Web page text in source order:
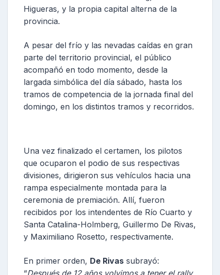
Higueras, y la propia capital alterna de la
provincia.
A pesar del frío y las nevadas caídas en gran
parte del territorio provincial, el público
acompañó en todo momento, desde la
largada simbólica del día sábado, hasta los
tramos de competencia de la jornada final del
domingo, en los distintos tramos y recorridos.
Una vez finalizado el certamen, los pilotos
que ocuparon el podio de sus respectivas
divisiones, dirigieron sus vehículos hacia una
rampa especialmente montada para la
ceremonia de premiación. Allí, fueron
recibidos por los intendentes de Río Cuarto y
Santa Catalina-Holmberg, Guillermo De Rivas,
y Maximiliano Rosetto, respectivamente.
En primer orden, De Rivas subrayó: